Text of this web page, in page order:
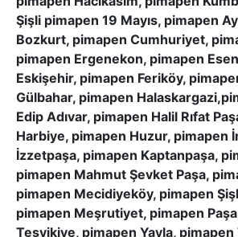
Şişli pimapen 19 Mayıs, pimapen
Bozkurt, pimapen Cumhuriyet,
pimapen Ergenekon, pimapen
Eskişehir, pimapen Feriköy,
Gülbahar, pimapen
Edip Adıvar, pimapen Halil Rıfat
Harbiye, pimapen Huzur, pimapen
İzzetpaşa, pimapen Kaptanpaşa,
pimapen Mahmut Şevket Paşa,
pimapen Mecidiyeköy, pimapen
pimapen Meşrutiyet, pimapen
Teşvikiye, pimapen Yayla,